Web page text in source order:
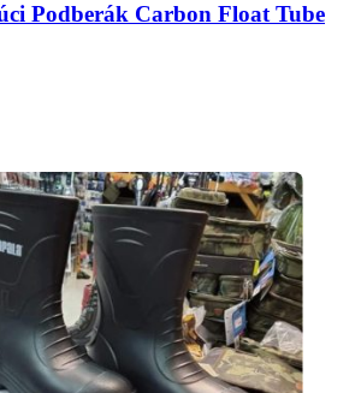
Podberák Carbon Float Tube